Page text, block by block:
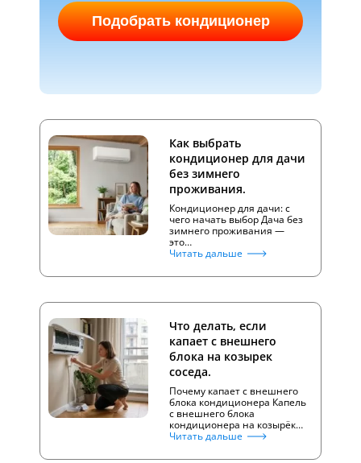
Подобрать кондиционер
Как выбрать
кондиционер для дачи
без зимнего
проживания.
Кондиционер для дачи: с
чего начать выбор Дача без
зимнего проживания —
это…
Читать дальше
Что делать, если
капает с внешнего
блока на козырек
соседа.
Почему капает с внешнего
блока кондиционера Капель
с внешнего блока
кондиционера на козырёк…
Читать дальше